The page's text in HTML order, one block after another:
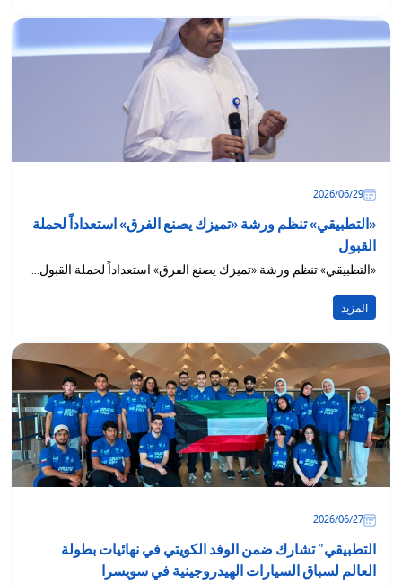
29‏/06‏/2026
«التطبيقي» تنظم ورشة «تميزك يصنع الفرق» استعداداً لحملة
القبول
«التطبيقي» تنظم ورشة «تميزك يصنع الفرق» استعداداً لحملة القبول...
المزيد
27‏/06‏/2026
التطبيقي” تشارك ضمن الوفد الكويتي في نهائيات بطولة
العالم لسباق السيارات الهيدروجينية في سويسرا